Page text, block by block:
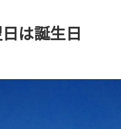
は誕生日